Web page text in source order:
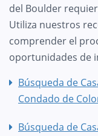
del Boulder
Utiliza nuestros
comprender el
oportunidades de
Búsqueda de
Condado de
Búsqueda de